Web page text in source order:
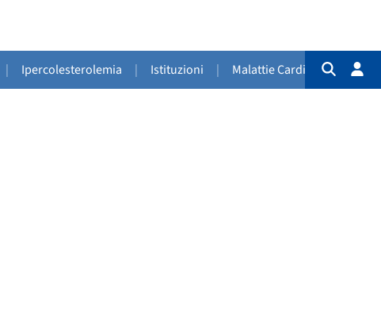
| Ipercolesterolemia | Istituzioni | Malattie Cardiovascolari